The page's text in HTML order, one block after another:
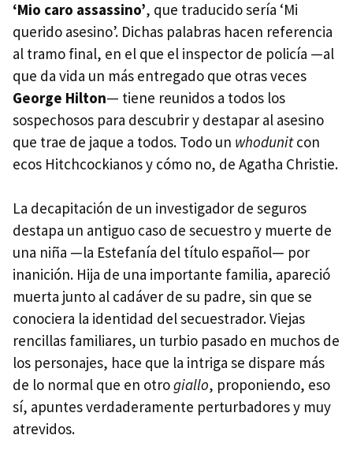
‘Mio caro assassino’, que traducido sería ‘Mi
querido asesino’. Dichas palabras hacen referencia
al tramo final, en el que el inspector de policía —al
que da vida un más entregado que otras veces
George Hilton— tiene reunidos a todos los
sospechosos para descubrir y destapar al asesino
que trae de jaque a todos. Todo un whodunitcon
ecos Hitchcockianos y cómo no, de Agatha Christie.
La decapitación de un investigador de seguros
destapa un antiguo caso de secuestro y muerte de
una niña —la Estefanía del título español— por
inanición. Hija de una importante familia, apareció
muerta junto al cadáver de su padre, sin que se
conociera la identidad del secuestrador. Viejas
rencillas familiares, un turbio pasado en muchos de
los personajes, hace que la intriga se dispare más
de lo normal que en otrogiallo, proponiendo, eso
sí, apuntes verdaderamente perturbadores y muy
atrevidos.